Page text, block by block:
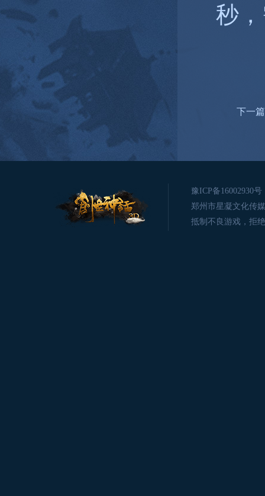
秒
下一
豫ICP备16002930号
郑州市星凝文化传
抵制不良游戏，拒